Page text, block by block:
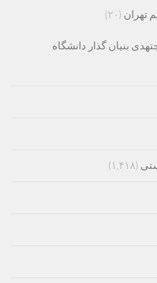
تهران (۲۰)
بنیان گذار دانشگاه
(۱,۴۱۸)